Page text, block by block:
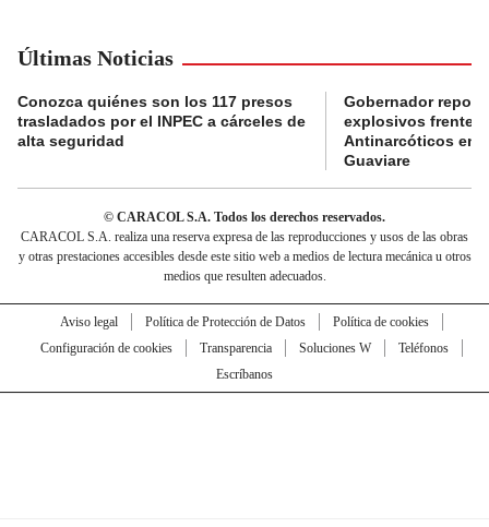
Últimas Noticias
Conozca quiénes son los 117 presos
trasladados por el INPEC a cárceles de
alta seguridad
Gobernador
explosivos frente a
Antinarcóticos en
Guaviare
© CARACOL S.A. Todos los derechos reservados.
CARACOL S.A. realiza una reserva expresa de las reproducciones y usos de las obras
y otras prestaciones accesibles desde este sitio web a medios de lectura mecánica u otros
medios que resulten adecuados.
Aviso legal Política de Protección de Datos
Política de cookies
Configuración de cookies
Transparencia Soluciones W
Teléfonos
Escríbanos